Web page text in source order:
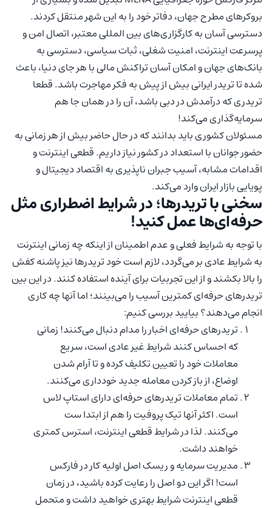
بروکرهای مطرح جهان، دفاتر خود را به این شهر منتقل کردند.
دسترسی آسان به کارگزاری‌های بین المللی معتبر، اتصال امن و
پرسرعت اینترنت، امنیت شغلی، ثبات سیاسی، دسترسی به
بانک‌های جهان و امکان آسان تراکنش مالی با هر جای دنیا، باعث
شده تا تریدر ایرانی بیش از پیش به فکر مهاجرت باشد. قطعا
تریدری که درآمدش در دبی باشد، آن را در همان جا هم
سرمایه‌گذاری می‌کند!
مسئولان کشوری باید بدانند که در حال حاضر بیش از هر زمانی به
حضور جوانان با استعداد در کشور نیاز داریم. قطعی اینترنت و
اقدامات مشابه، آسیب جبران ناپذیری به اقتصاد دیجیتال و
پویایی بازار ایران وارد می‌کند.
سخنی با تریدرها؛ در شرایط اضطراری مثل
حرفه‌ای‌ها عمل کنید!
با توجه به شرایط فعلی و عدم اطمینان از اینکه چه زمانی اینترنت
به شرایط عادی بر می‌گردد، لازم است خود تریدرها نیز پاشنه کفش
را بالا بکشند و از این تجربیات برای آینده استفاده کنند. در این بین
تریدرهای حرفه‌ای کمترین آسیب را می‌بینند؛ اما آنها چه کاری
انجام می‌دهند؟ بیایید بررسی کنیم:
تریدرهای حرفه‌ای اخبار را مدام دنبال می‌کنند! زمانی
که احساس کنند شرایط غیر عادی است، سریع
معاملات خود را تعیین تکلیف کرده و تا آرام شدن
اوضاع، از باز کردن معامله جدید خودداری می‌کنند.
تمام معاملات تریدرهای حرفه‌ای دارای استاپ لاس
است. اکثر آنها تیک پروفیت را هم از ابتدا ست
می‌کنند. لذا در شرایط قطعی اینترنت، استرس کمتری
خواهند داشت.
مدیریت سرمایه و ریسک اصل اولیه کار در فارکس
است! اگر این دو اصل را رعایت کرده باشید، در زمان
قطعی اینترنت شرایط بهتری خواهید داشت و متحمل